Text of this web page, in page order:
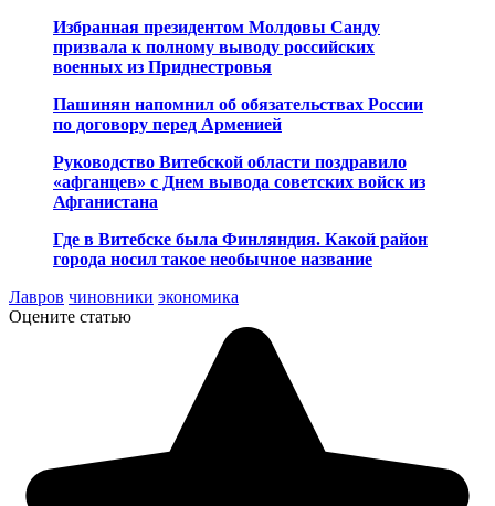
Избранная президентом Молдовы Санду
призвала к полному выводу российских
военных из Приднестровья
Пашинян напомнил об обязательствах России
по договору перед Арменией
Руководство Витебской области поздравило
«афганцев» с Днем вывода советских войск из
Афганистана
Где в Витебске была Финляндия. Какой район
города носил такое необычное название
Лавров чиновники экономика
Оцените статью